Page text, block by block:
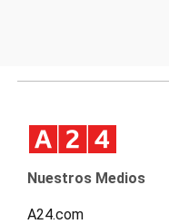
Nuestros Medios
A24.com